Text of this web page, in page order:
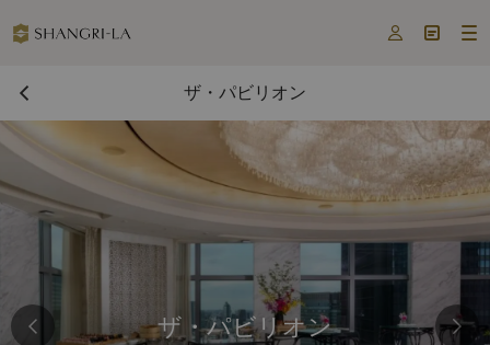
  
ザ・パビリオン
ザ・パビリオン